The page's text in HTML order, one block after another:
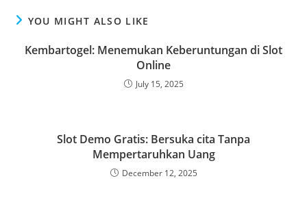
YOU MIGHT ALSO LIKE
Kembartogel: Menemukan Keberuntungan di Slot
Online
July 15, 2025
Slot Demo Gratis: Bersuka cita Tanpa
Mempertaruhkan Uang
December 12, 2025